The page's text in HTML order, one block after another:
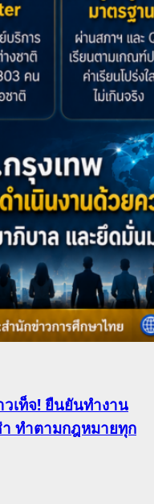
เท็จ! ยืนยันทำงาน
ทำตามกฎหมายทุก